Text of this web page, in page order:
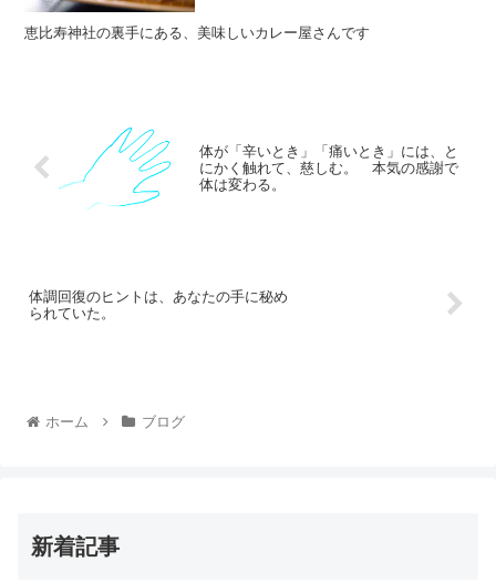
恵比寿神社の裏手にある、美味しいカレー屋さんです
体が「辛いとき」「痛いとき」には、と
にかく触れて、慈しむ。 本気の感謝で
体は変わる。
体調回復のヒントは、あなたの手に秘め
られていた。
ホーム ブログ
新着記事